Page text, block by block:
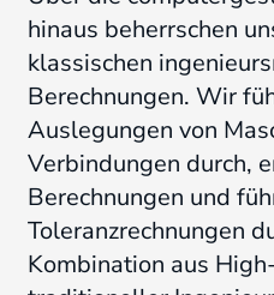
hinaus beherrschen
klassischen
Berechnungen. Wir
Auslegungen von
Verbindungen durch,
Berechnungen und
Toleranzrechnungen
Kombination aus